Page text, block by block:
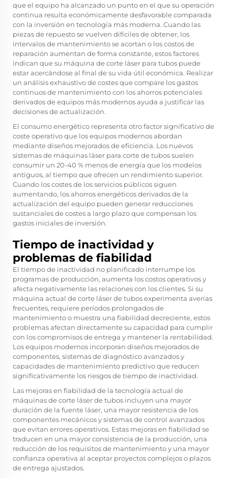
que el equipo ha alcanzado un punto en el que su operación
continua resulta económicamente desfavorable comparada
con la inversión en tecnología más moderna. Cuando las
piezas de repuesto se vuelven difíciles de obtener, los
intervalos de mantenimiento se acortan o los costos de
reparación aumentan de forma constante, estos factores
indican que su máquina de corte láser para tubos puede
estar acercándose al final de su vida útil económica. Realizar
un análisis exhaustivo de costes que compare los gastos
continuos de mantenimiento con los ahorros potenciales
derivados de equipos más modernos ayuda a justificar las
decisiones de actualización.
El consumo energético representa otro factor significativo de
coste operativo que los equipos modernos abordan
mediante diseños mejorados de eficiencia. Los nuevos
sistemas de máquinas láser para corte de tubos suelen
consumir un 20-40 % menos de energía que los modelos
antiguos, al tiempo que ofrecen un rendimiento superior.
Cuando los costes de los servicios públicos siguen
aumentando, los ahorros energéticos derivados de la
actualización del equipo pueden generar reducciones
sustanciales de costes a largo plazo que compensan los
gastos iniciales de inversión.
Tiempo de inactividad y
problemas de fiabilidad
El tiempo de inactividad no planificado interrumpe los
programas de producción, aumenta los costos operativos y
afecta negativamente las relaciones con los clientes. Si su
máquina actual de corte láser de tubos experimenta averías
frecuentes, requiere períodos prolongados de
mantenimiento o muestra una fiabilidad decreciente, estos
problemas afectan directamente su capacidad para cumplir
con los compromisos de entrega y mantener la rentabilidad.
Los equipos modernos incorporan diseños mejorados de
componentes, sistemas de diagnóstico avanzados y
capacidades de mantenimiento predictivo que reducen
significativamente los riesgos de tiempo de inactividad.
Las mejoras en fiabilidad de la tecnología actual de
máquinas de corte láser de tubos incluyen una mayor
duración de la fuente láser, una mayor resistencia de los
componentes mecánicos y sistemas de control avanzados
que evitan errores operativos. Estas mejoras en fiabilidad se
traducen en una mayor consistencia de la producción, una
reducción de los requisitos de mantenimiento y una mayor
confianza operativa al aceptar proyectos complejos o plazos
de entrega ajustados.